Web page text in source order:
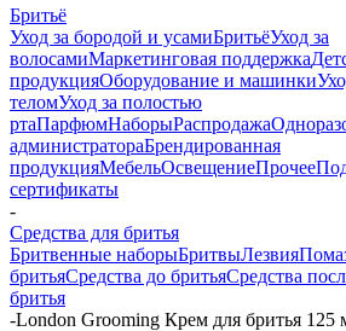
Бритьё
Уход за бородой и усамиБритьёУход за
волосамиМаркетинговая поддержка
продукцияОборудование и машинки
теломУход за полостью
ртаПарфюмНаборыРаспродажа
администратораБрендированная
продукцияМебельОсвещениеПрочее
сертификаты
-
Средства для бритья
Бритвенные наборыБритвыЛезвия
бритьяСредства до бритьяСредства
бритья
-London Grooming Крем для бритья 125